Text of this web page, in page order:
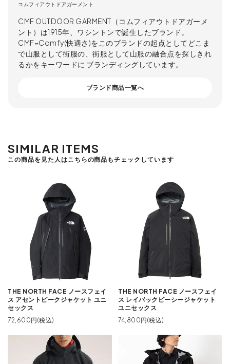
コムフィアウトドアガーメント
CMF OUTDOOR GARMENT（コムフィアウトドアガーメ
ント）は1915年、ワシントンで誕生したブランド。
CMF=Comfy(快適さ)をこのブランドの起点としてどこま
で山服として街服の、街服として山服の融合点を探しきれ
るかをキーワードに ブランディングしています。
ブランド商品一覧へ
SIMILAR ITEMS
この商品を見た人はこちらの商品もチェックしています
THE NORTH FACE ノースフェイ
ス アセントピークジャケット ユニ
セックス
72,600円(税込)
THE NORTH FACE ノースフェイ
ス レイバックビーシージャケット
ユニセックス
74,800円(税込)